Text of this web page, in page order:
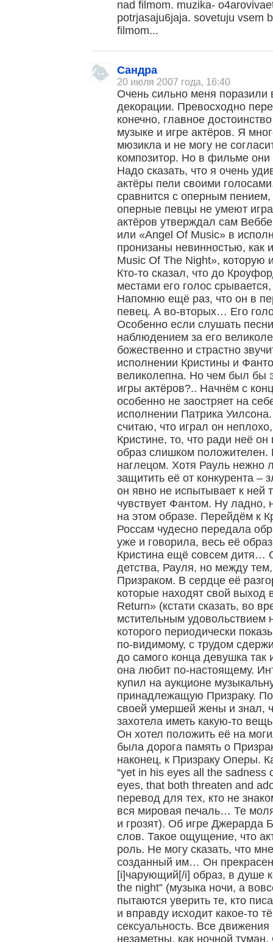
nad filmom. muzika-
potrjasaju6jaja. sovetuju vsem
filmom...
Сандра
20 июля 2007 года, 16:40
Очень сильно меня
декорации. Превосходно
конечно, главное
музыке и игре актёров. Я
мюзикла и не могу не
композитор. Но в фильме они
Надо сказать, что я очень
актёры пели своими
сравнится с оперным
оперные певцы не умеют
актёров утверждал сам
или «Angel Of Music» в
пронизаны невинностью, как
Music Of The Night»,
Кто-то сказал, что до
местами его голос
Напомню ещё раз, что он в
певец. А во-вторых… Его
Особенно если слушать
наблюдением за его
божественно и страстно
исполнении Кристины и
великолепна. Но чем был бы
игры актёров?.. Начнём с
особенно не заостряет на
исполнении Патрика
считаю, что играл он
Кристине, то, что ради неё
образ слишком
наглецом. Хотя Рауль нежно
защитить её от конкурента
он явно не испытывает к ней
чувствует Фантом. Ну ладно,
на этом образе. Перейдём к
Россам чудесно передала
уже и говорила, весь её
Кристина ещё совсем дитя…
детства, Рауля, но между
Призраком. В сердце её
которые находят свой выход
Return» (кстати сказать, во
мстительным
которого периодически
по-видимому, с трудом
до самого конца девушка так
она любит по-настоящему.
купил на аукционе
принадлежащую Призраку.
своей умершей жены и знал,
захотела иметь какую-то
Он хотел положить её на
была дорога память о
наконец, к Призраку Оперы.
“yet in his eyes all the
eyes, that both threaten and
перевод для тех, кто не
вся мировая печаль… Те
и грозят). Об игре Джерарда
слов. Такое ощущение, что
роль. Не могу сказать, что
созданный им… Он
[i]чарующий[/i] образ, в душе
the night” (музыка ночи, а
пытаются уверить те, кто
и вправду исходит какое-то
сексуальность. Все
незаметны, как ночной